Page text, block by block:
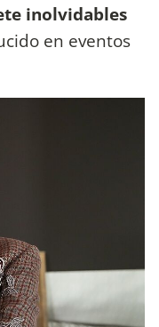
inolvidables
en eventos